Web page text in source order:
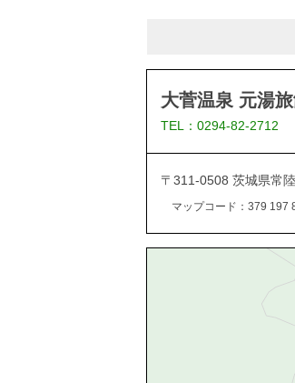
大菅温泉 元湯
TEL：0294-82-2712
〒311-0508 茨城県常
マップコード：379 197